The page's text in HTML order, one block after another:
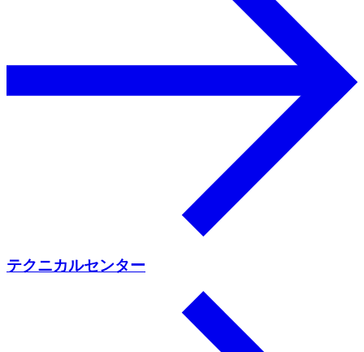
テクニカルセンター